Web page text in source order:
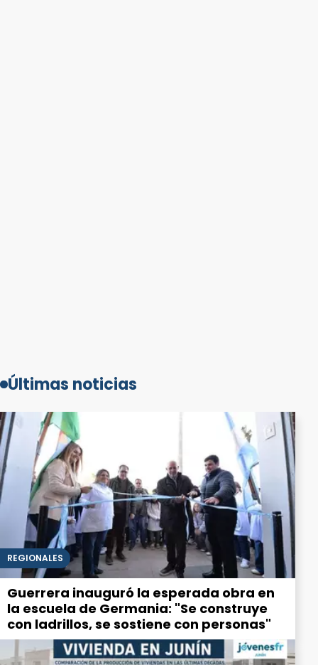
Últimas noticias
REGIONALES
Guerrera inauguró la esperada obra en
la escuela de Germania: "Se construye
con ladrillos, se sostiene con personas"